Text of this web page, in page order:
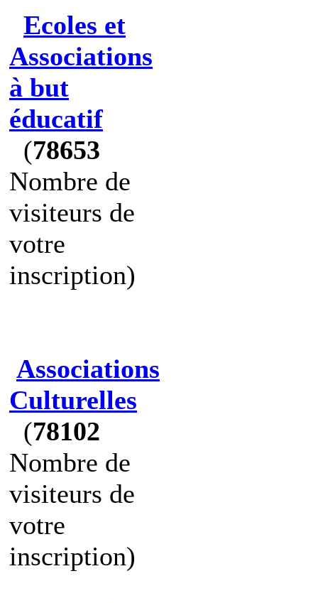
Ecoles et
Associations
à but
éducatif
(78653
Nombre de
visiteurs de
votre
inscription)
Associations
Culturelles
(78102
Nombre de
visiteurs de
votre
inscription)